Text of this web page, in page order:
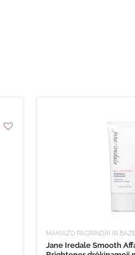
MAKIAŽO PAGRINDAI IR
Jane Iredale Smooth